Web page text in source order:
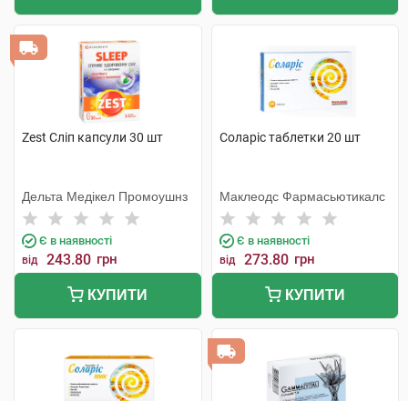
Zest Сліп капсули 30 шт
Дельта Медікел Промоушнз
Є в наявності
від 243.80 грн
КУПИТИ
Соларіс таблетки 20 шт
Маклеодс Фармасьютикалс
Є в наявності
від 273.80 грн
КУПИТИ